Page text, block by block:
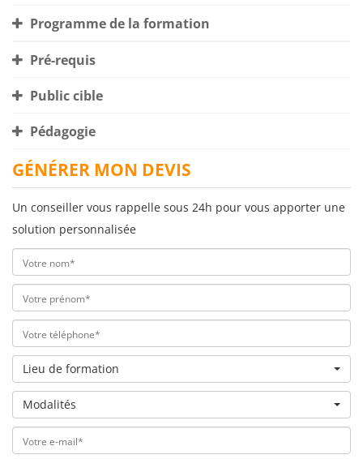
Programme de la formation
Pré-requis
Public cible
Pédagogie
GÉNÉRER MON DEVIS
Un conseiller vous rappelle sous 24h pour vous apporter une
solution personnalisée
Lieu de formation
Modalités